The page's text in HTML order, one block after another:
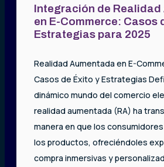
Integración de Realidad
en E-Commerce: Casos
Estrategias para 2025
Realidad Aumentada en E-
Casos de Éxito y Estrategias
dinámico mundo del comercio
realidad aumentada (RA) ha
manera en que los
los productos, ofreciéndoles
compra inmersivas y